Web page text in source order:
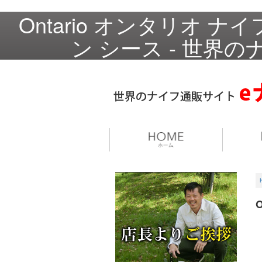
Ontario オンタリオ ナ
ン シース - 世界の